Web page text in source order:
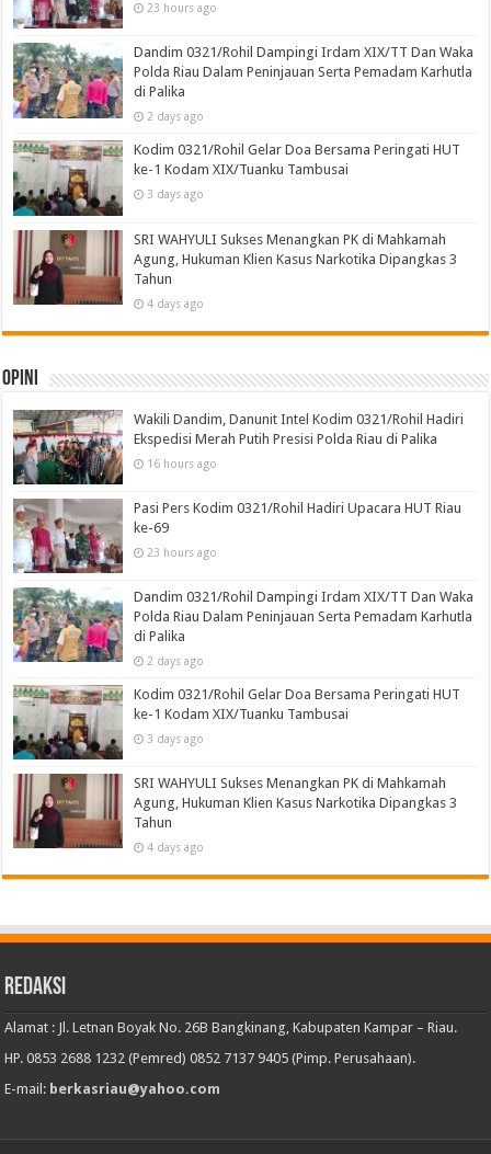
23 hours ago
Dandim 0321/Rohil Dampingi Irdam XIX/TT Dan Waka
Polda Riau Dalam Peninjauan Serta Pemadam Karhutla
di Palika
2 days ago
Kodim 0321/Rohil Gelar Doa Bersama Peringati HUT
ke-1 Kodam XIX/Tuanku Tambusai
3 days ago
SRI WAHYULI Sukses Menangkan PK di Mahkamah
Agung, Hukuman Klien Kasus Narkotika Dipangkas 3
Tahun
4 days ago
Opini
Wakili Dandim, Danunit Intel Kodim 0321/Rohil Hadiri
Ekspedisi Merah Putih Presisi Polda Riau di Palika
16 hours ago
Pasi Pers Kodim 0321/Rohil Hadiri Upacara HUT Riau
ke-69
23 hours ago
Dandim 0321/Rohil Dampingi Irdam XIX/TT Dan Waka
Polda Riau Dalam Peninjauan Serta Pemadam Karhutla
di Palika
2 days ago
Kodim 0321/Rohil Gelar Doa Bersama Peringati HUT
ke-1 Kodam XIX/Tuanku Tambusai
3 days ago
SRI WAHYULI Sukses Menangkan PK di Mahkamah
Agung, Hukuman Klien Kasus Narkotika Dipangkas 3
Tahun
4 days ago
Redaksi
Alamat : Jl. Letnan Boyak No. 26B Bangkinang, Kabupaten Kampar – Riau.
HP. 0853 2688 1232 (Pemred) 0852 7137 9405 (Pimp. Perusahaan).
E-mail: berkasriau@yahoo.com